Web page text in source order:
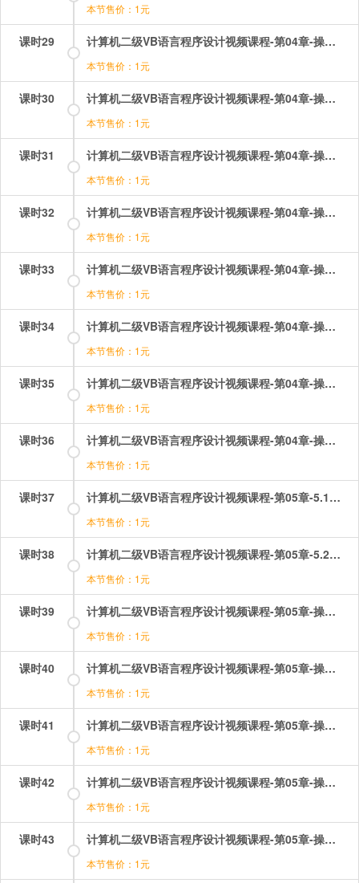
本节售价：1元
课时29 计算机二级VB语言程序设计视频课程-第04章-操作：函数的应用（1）.mp4
本节售价：1元
课时30 计算机二级VB语言程序设计视频课程-第04章-操作：函数的应用（2）.mp4
本节售价：1元
课时31 计算机二级VB语言程序设计视频课程-第04章-操作：函数运算及表达式.mp4
本节售价：1元
课时32 计算机二级VB语言程序设计视频课程-第04章-操作：变量的命名与声明.mp4
本节售价：1元
课时33 计算机二级VB语言程序设计视频课程-第04章-操作：常用函数（1）.mp4
本节售价：1元
课时34 计算机二级VB语言程序设计视频课程-第04章-操作：常用函数（2）.mp4
本节售价：1元
课时35 计算机二级VB语言程序设计视频课程-第04章-操作：常量和变量.mp4
本节售价：1元
课时36 计算机二级VB语言程序设计视频课程-第04章-操作：数据类型.mp4
本节售价：1元
课时37 计算机二级VB语言程序设计视频课程-第05章-5.1数据输入&u2014Print方法.mp4
本节售价：1元
课时38 计算机二级VB语言程序设计视频课程-第05章-5.2数据输入&u2014InputBox函数和5.3MsgBox函数和MsgBox函数5.4字形.mp4
本节售价：1元
课时39 计算机二级VB语言程序设计视频课程-第05章-操作：inputbox函数操作题.mp4
本节售价：1元
课时40 计算机二级VB语言程序设计视频课程-第05章-操作：msgbox函数和语句.mp4
本节售价：1元
课时41 计算机二级VB语言程序设计视频课程-第05章-操作：其他方法和属性.mp4
本节售价：1元
课时42 计算机二级VB语言程序设计视频课程-第05章-操作：窗体的show和hide.mp4
本节售价：1元
课时43 计算机二级VB语言程序设计视频课程-第05章-操作：输入函数inputbox.mp4
本节售价：1元